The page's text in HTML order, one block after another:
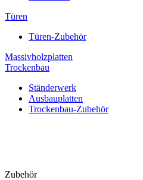
Türen
Türen-Zubehör
Massivholzplatten
Trockenbau
Ständerwerk
Ausbauplatten
Trockenbau-Zubehör
Zubehör